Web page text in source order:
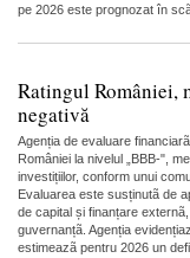
pe 2026 este prognozat în
Ratingul României,
negativă
Agenția de evaluare
României la nivelul „BBB-",
investițiilor, conform unui
Evaluarea este susținutã de
de capital și finanțare
guvernanțã. Agenția
estimeazã pentru 2026 un